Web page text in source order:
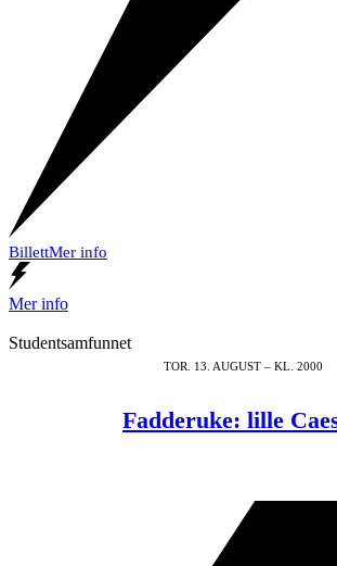
BillettMer info
Mer info
Studentsamfunnet
TOR. 13. AUGUST – KL. 2000
Fadderuke: lille